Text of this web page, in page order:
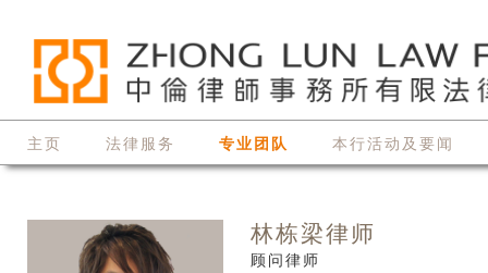
主页 法律服务 专业团队 本行活动及要闻
林栋梁律师
顾问律师